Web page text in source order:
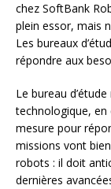
chez SoftBank
plein essor, mais
Les bureaux
répondre aux
Le bureau
technologique,
mesure pour
missions vont
robots : il doit
dernières